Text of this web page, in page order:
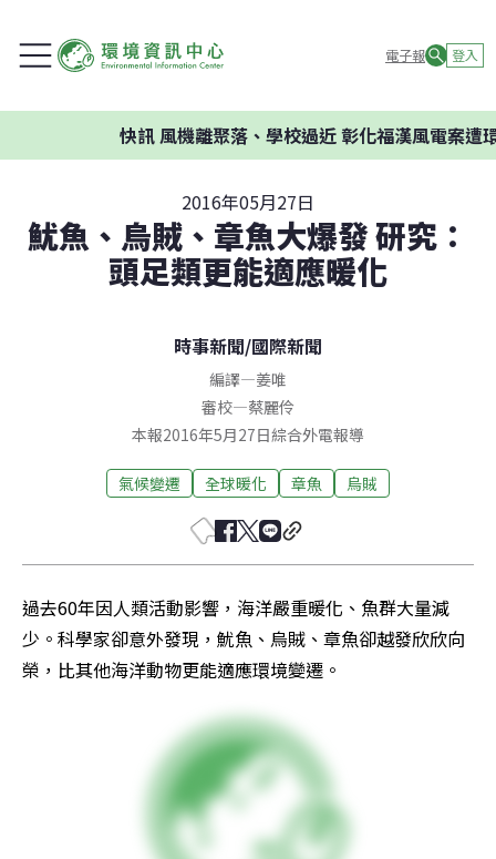
電子報 登入
快訊風機離聚落、學校過近 彰化福漢風電案遭環評
2016年05月27日
魷魚、烏賊、章魚大爆發 研究：
頭足類更能適應暖化
時事新聞/國際新聞
編譯—姜唯
審校—蔡麗伶
本報2016年5月27日綜合外電報導
氣候變遷 全球暖化 章魚 烏賊
過去60年因人類活動影響，海洋嚴重暖化、魚群大量減
少。科學家卻意外發現，魷魚、烏賊、章魚卻越發欣欣向
榮，比其他海洋動物更能適應環境變遷。